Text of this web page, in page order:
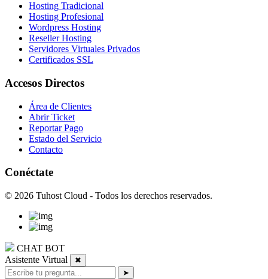
Hosting Tradicional
Hosting Profesional
Wordpress Hosting
Reseller Hosting
Servidores Virtuales Privados
Certificados SSL
Accesos Directos
Área de Clientes
Abrir Ticket
Reportar Pago
Estado del Servicio
Contacto
Conéctate
© 2026 Tuhost Cloud - Todos los derechos reservados.
CHAT BOT
Asistente Virtual
✖
➤